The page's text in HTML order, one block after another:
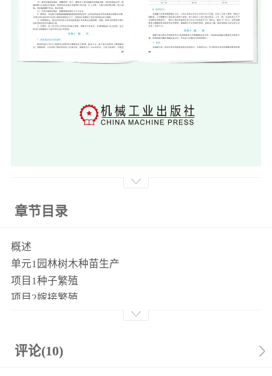
章节目录
概述
单元1园林树木种苗生产
项目1种子繁殖
项目2嫁接繁殖
项目考核
评论(10)